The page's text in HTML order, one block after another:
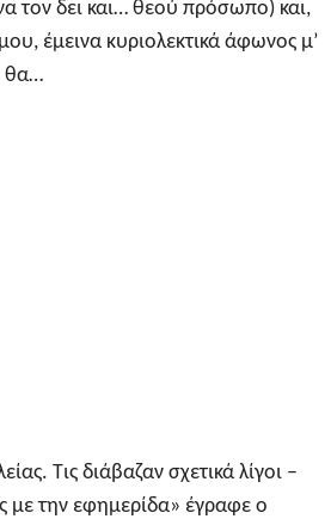
τον δει και… θεού πρόσωπο) και,
έμεινα κυριολεκτικά άφωνος μ’
θα…
Τις διάβαζαν σχετικά λίγοι –
με την εφημερίδα» έγραφε ο